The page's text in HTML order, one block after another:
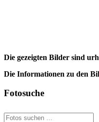
Die gezeigten Bilder sind
Die Informationen zu den
Fotosuche